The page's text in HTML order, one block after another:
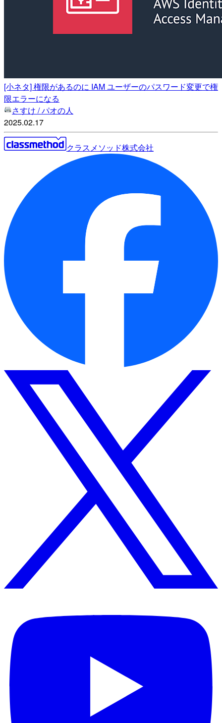
[小ネタ] 権限があるのに IAM ユーザーのパスワード変更で権
限エラーになる
さすけ / パオの人
2025.02.17
クラスメソッド株式会社